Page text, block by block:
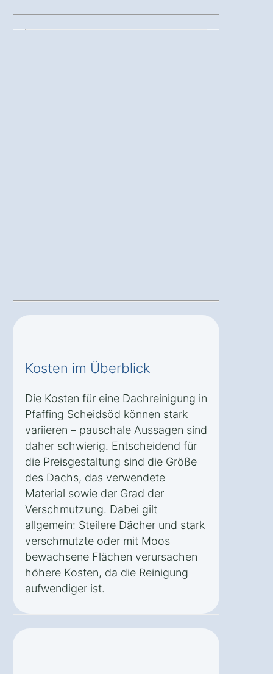
Kosten im Überblick
Die Kosten für eine Dachreinigung in
Pfaffing Scheidsöd können stark
variieren – pauschale Aussagen sind
daher schwierig. Entscheidend für
die Preisgestaltung sind die Größe
des Dachs, das verwendete
Material sowie der Grad der
Verschmutzung. Dabei gilt
allgemein: Steilere Dächer und stark
verschmutzte oder mit Moos
bewachsene Flächen verursachen
höhere Kosten, da die Reinigung
aufwendiger ist.